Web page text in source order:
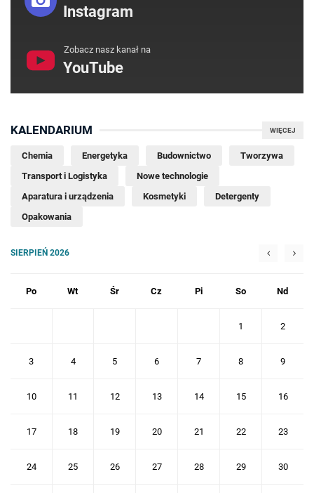
Instagram
Zobacz nasz kanał na
YouTube
WIĘCEJ
KALENDARIUM
Chemia Energetyka Budownictwo
Tworzywa
Transport i Logistyka
Nowe technologie
Aparatura i urządzenia
Kosmetyki
Detergenty
Opakowania
SIERPIEŃ 2026
Po Wt Śr Cz Pi So Nd
1 2
3 4 5 6 7 8 9
10 11 12 13 14 15 16
17 18 19 20 21 22 23
24 25 26 27 28 29 30